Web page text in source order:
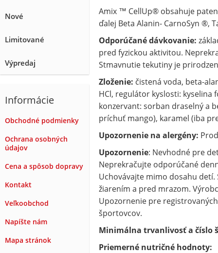
Nové
Limitované
Výpredaj
Informácie
Obchodné podmienky
Ochrana osobných
údajov
Cena a spôsob dopravy
Kontakt
Veľkoobchod
Napíšte nám
Mapa stránok
Amix ™ CellUp® obsahuje
ďalej Beta Alanin- CarnoSyn ®,
Odporúčané dávkovanie:
pred fyzickou aktivitou.
Stmavnutie tekutiny je
Zloženie: čistená voda, beta-
HCl, regulátor kyslosti: kyselina
konzervant: sorban draselný a
príchuť mango), karamel (iba
Upozornenie na alergény:
Upozornenie: Nevhodné pre
Neprekračujte odporúčané
Uchovávajte mimo dosahu
žiarením a pred mrazom.
Upozornenie pre
športovcov.
Minimálna trvanlivosť a číslo
Priemerné nutričné hodnoty: